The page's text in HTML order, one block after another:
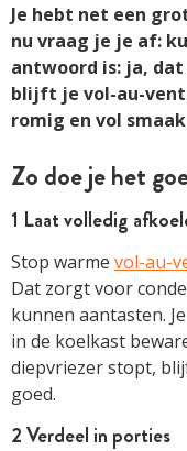
Je hebt net een
nu vraag je je af:
antwoord is: ja,
blijft je vol-au-
romig en vol
Zo doe je het
1 Laat volledig
Stop warme vol-au-
Dat zorgt voor
kunnen aantasten.
in de koelkast
diepvriezer stopt,
goed.
2 Verdeel in porties